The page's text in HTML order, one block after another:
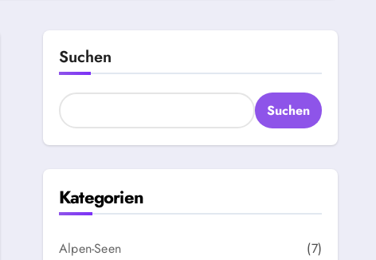
Suchen
Suchen
Kategorien
Alpen-Seen (7)